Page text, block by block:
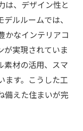
は、デザイン性と
ルルームでは、
かなインテリアコ
が実現されていま
素材の活用、スマ
ます。こうした工
備えた住まいが完